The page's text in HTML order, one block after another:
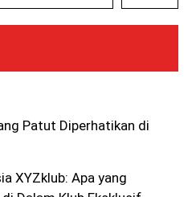
Patut Diperhatikan di
XYZklub: Apa yang